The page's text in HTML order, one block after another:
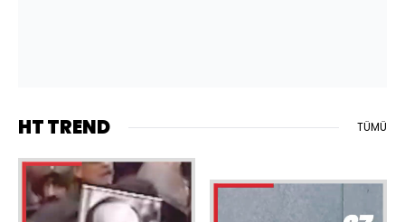
HT TREND TÜMÜ